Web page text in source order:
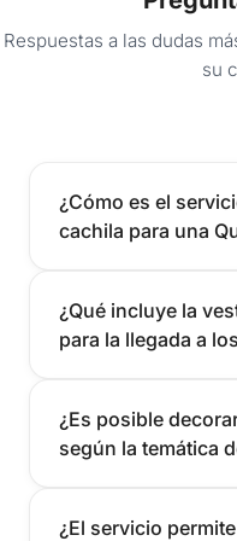
Respuestas a las dudas
su
¿Cómo es el
cachila para una
¿Qué incluye la
para la llegada a
¿Es posible
según la temática
¿El servicio